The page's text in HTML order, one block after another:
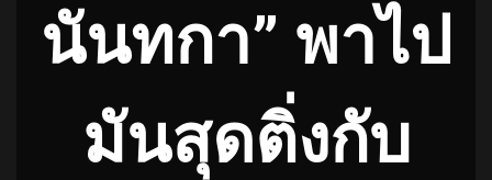
นันทกา” พาไป
มันสุดติ่งกับ